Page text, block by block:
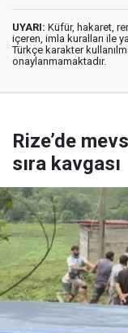
UYARI: Küfür, hakaret,
içeren, imla kuralları ile
Türkçe karakter
onaylanmamaktadır.
Rize’de
sıra kavgası